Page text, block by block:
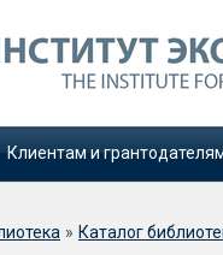
Клиентам и
» Каталог